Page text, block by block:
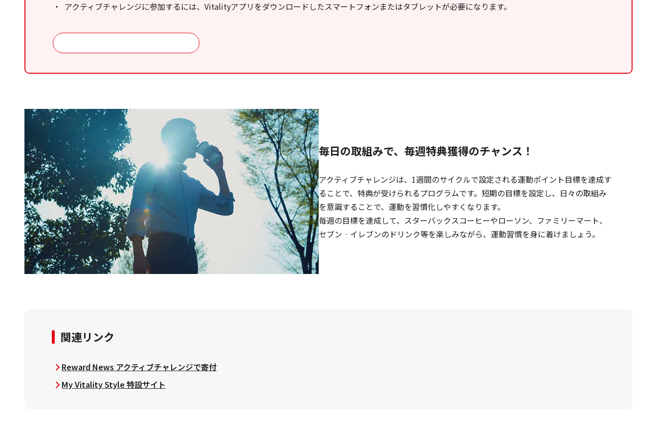
アクティブチャレンジに参加するには、Vitalityアプリをダウンロードしたスマートフォンまたはタブレットが必要になります。
毎日の取組みで、毎週特典獲得のチャンス！
アクティブチャレンジは、1週間のサイクルで設定される運動ポイント目標を達成す
ることで、特典が受けられるプログラムです。短期の目標を設定し、日々の取組み
を意識することで、運動を習慣化しやすくなります。
毎週の目標を達成して、スターバックスコーヒーやローソン、ファミリーマート、
セブン‐イレブンのドリンク等を楽しみながら、運動習慣を身に着けましょう。
関連リンク
Reward News アクティブチャレンジで寄付
My Vitality Style 特設サイト